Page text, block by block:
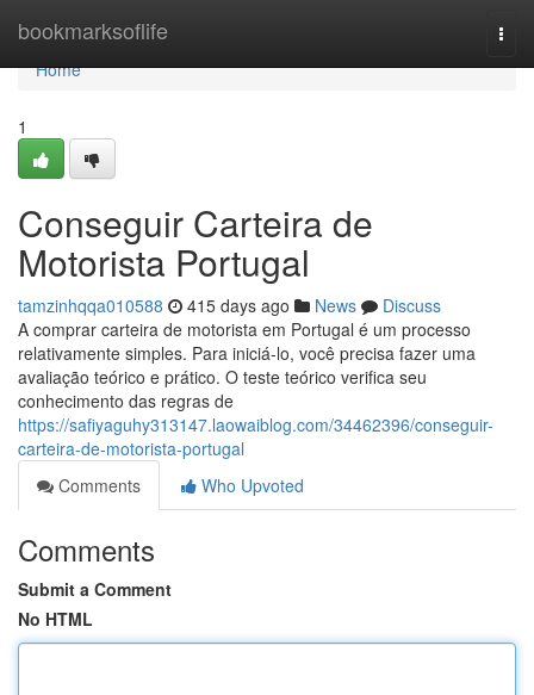
bookmarksoflife
Home
Home
1
Conseguir Carteira de
Motorista Portugal
tamzinhqqa010588 415 days ago News
Discuss
A comprar carteira de motorista em Portugal é um processo
relativamente simples. Para iniciá-lo, você precisa fazer uma
avaliação teórico e prático. O teste teórico verifica seu
conhecimento das regras de
https://safiyaguhy313147.laowaiblog.com/34462396/conseguir-
carteira-de-motorista-portugal
Comments
Who Upvoted
Comments
Submit a Comment
No HTML